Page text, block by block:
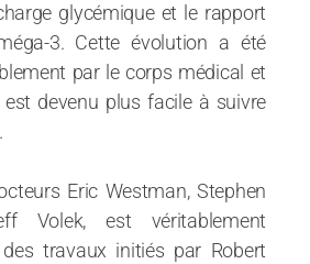
glycémique et le rapport
3. Cette évolution a été
par le corps médical et
est devenu plus facile à suivre
Eric Westman, Stephen
Volek, est véritablement
des travaux initiés par Robert